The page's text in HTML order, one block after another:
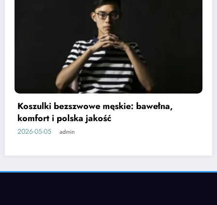
Usta a odmładzanie: jak diagnostyka
zwiększa skuteczność zabiegów
2026-05-01